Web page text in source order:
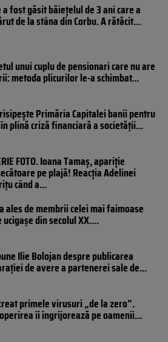
a fost găsit băiețelul de 3 ani care a
de la stâna din Corbu. A rătăcit…
unui cuplu de pensionari care nu are
metoda plicurilor le-a schimbat...
Primăria Capitalei banii pentru
plină criză financiară a societății...
FOTO. Ioana Tamaş, apariție
pe plajă! Reacția Adelinei
când a...
ales de membrii celei mai faimoase
ucigașe din secolul XX....
Ilie Bolojan despre publicarea
de avere a partenerei sale de...
primele virusuri „de la zero”.
îi îngrijorează pe oamenii...